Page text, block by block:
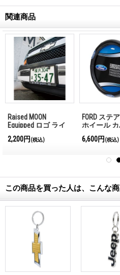
関連商品
Raised MOON
Equipped ロゴ ライ
レーム
2,200円 (税込)
FORD ステ
ホイール
6,600円 (税込)
この商品を買った人は、こんな